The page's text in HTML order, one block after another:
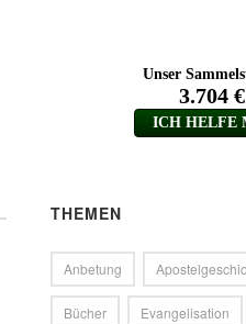
THEMEN
Anbetung
Bücher Evangelisation